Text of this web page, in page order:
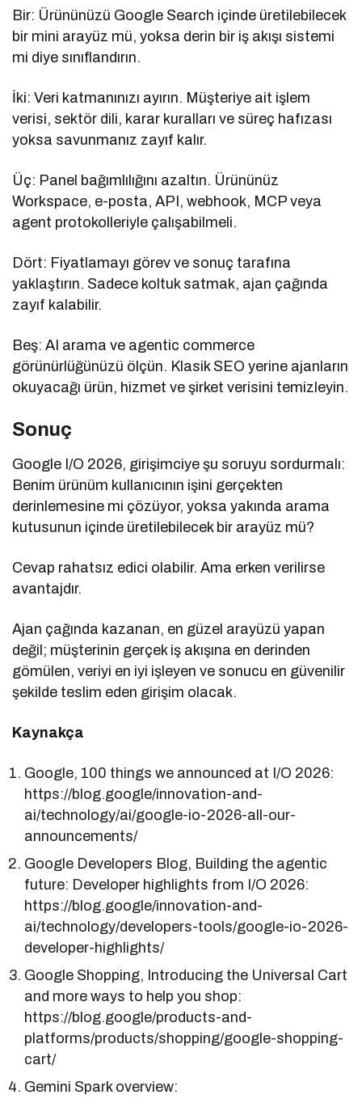
Bir: Ürününüzü Google Search içinde üretilebilecek
bir mini arayüz mü, yoksa derin bir iş akışı sistemi
mi diye sınıflandırın.
İki: Veri katmanınızı ayırın. Müşteriye ait işlem
verisi, sektör dili, karar kuralları ve süreç hafızası
yoksa savunmanız zayıf kalır.
Üç: Panel bağımlılığını azaltın. Ürününüz
Workspace, e-posta, API, webhook, MCP veya
agent protokolleriyle çalışabilmeli.
Dört: Fiyatlamayı görev ve sonuç tarafına
yaklaştırın. Sadece koltuk satmak, ajan çağında
zayıf kalabilir.
Beş: AI arama ve agentic commerce
görünürlüğünüzü ölçün. Klasik SEO yerine ajanların
okuyacağı ürün, hizmet ve şirket verisini temizleyin.
Sonuç
Google I/O 2026, girişimciye şu soruyu sordurmalı:
Benim ürünüm kullanıcının işini gerçekten
derinlemesine mi çözüyor, yoksa yakında arama
kutusunun içinde üretilebilecek bir arayüz mü?
Cevap rahatsız edici olabilir. Ama erken verilirse
avantajdır.
Ajan çağında kazanan, en güzel arayüzü yapan
değil; müşterinin gerçek iş akışına en derinden
gömülen, veriyi en iyi işleyen ve sonucu en güvenilir
şekilde teslim eden girişim olacak.
Kaynakça
Google, 100 things we announced at I/O 2026:
https://blog.google/innovation-and-
ai/technology/ai/google-io-2026-all-our-
announcements/
Google Developers Blog, Building the agentic
future: Developer highlights from I/O 2026:
https://blog.google/innovation-and-
ai/technology/developers-tools/google-io-2026-
developer-highlights/
Google Shopping, Introducing the Universal Cart
and more ways to help you shop:
https://blog.google/products-and-
platforms/products/shopping/google-shopping-
cart/
Gemini Spark overview: